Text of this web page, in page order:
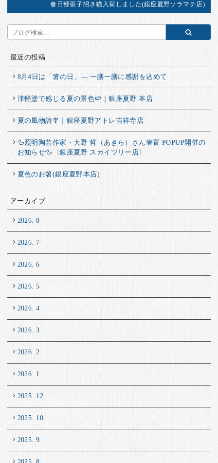
春日部張子招き猫入荷しました(銀座夏野ソラマチ店)
最近の投稿
8月4日は「箸の日」― 一膳一膳に感謝を込めて
津軽塗で感じる夏の景色🍉｜銀座夏野 本店
夏の風物詩🎐｜銀座夏野アトレ吉祥寺店
🦆照明陶芸作家・大野 哲（あきら）さん箸置 POPUP開催の
お知らせ🦆〈銀座夏野 スカイツリー店〉
夏色のお箸(銀座夏野本店)
アーカイブ
2026. 8
2026. 7
2026. 6
2026. 5
2026. 4
2026. 3
2026. 2
2026. 1
2025. 12
2025. 10
2025. 9